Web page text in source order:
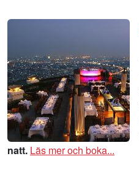
natt. Läs mer och boka...